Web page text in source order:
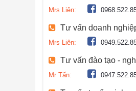
Mrs Liên:
Tư vấn doanh
Mrs Liên:
Tư vấn đào tạo -
Mr Tấn: